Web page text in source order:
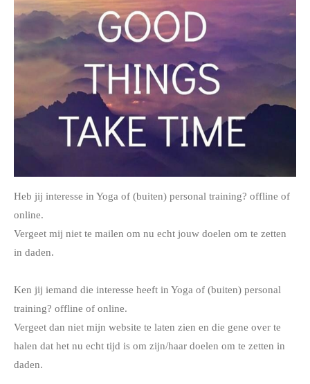
Heb jij interesse in Yoga of (buiten) personal training? offline of
online.
Vergeet mij niet te mailen om nu echt jouw doelen om te zetten
in daden.
Ken jij iemand die interesse heeft in Yoga of (buiten) personal
training? offline of online.
Vergeet dan niet mijn website te laten zien en die gene over te
halen dat het nu echt tijd is om zijn/haar doelen om te zetten in
daden.